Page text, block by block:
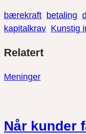
bærekraft betaling
kapitalkrav Kunstig
link
på
på
Relatert
Meninger
Når kunder